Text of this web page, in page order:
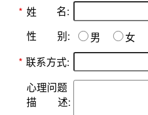
* 姓 名:
性 别: 男
女
* 联系方式:
心理问题
描
述: